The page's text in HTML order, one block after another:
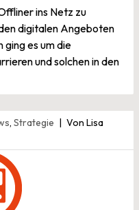
ins Netz zu
digitalen Angeboten
ging es um die
und solchen in den
, Strategie
Von Lisa